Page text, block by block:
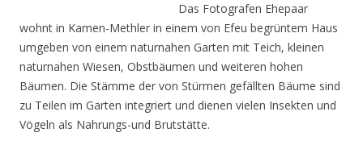
Das Fotografen Ehepaar
wohnt in Kamen-Methler in einem von Efeu begrüntem Haus
umgeben von einem naturnahen Garten mit Teich, kleinen
naturnahen Wiesen, Obstbäumen und weiteren hohen
Bäumen. Die Stämme der von Stürmen gefällten Bäume sind
zu Teilen im Garten integriert und dienen vielen Insekten und
Vögeln als Nahrungs-und Brutstätte.